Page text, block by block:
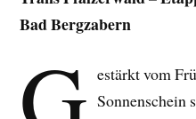
Bad Bergzabern
estärkt vom
Sonnenschein